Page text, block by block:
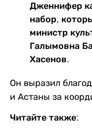
Дженнифер
набор,
министр
Галымовна
Хасенов.
Он выразил
и Астаны за
Читайте также: